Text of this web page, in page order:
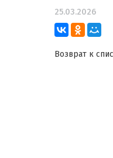
25.03.2026
Возврат к